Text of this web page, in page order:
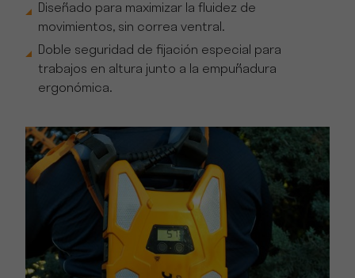
Diseñado para maximizar la fluidez de
movimientos, sin correa ventral.
Doble seguridad de fijación especial para
trabajos en altura junto a la empuñadura
ergonómica.